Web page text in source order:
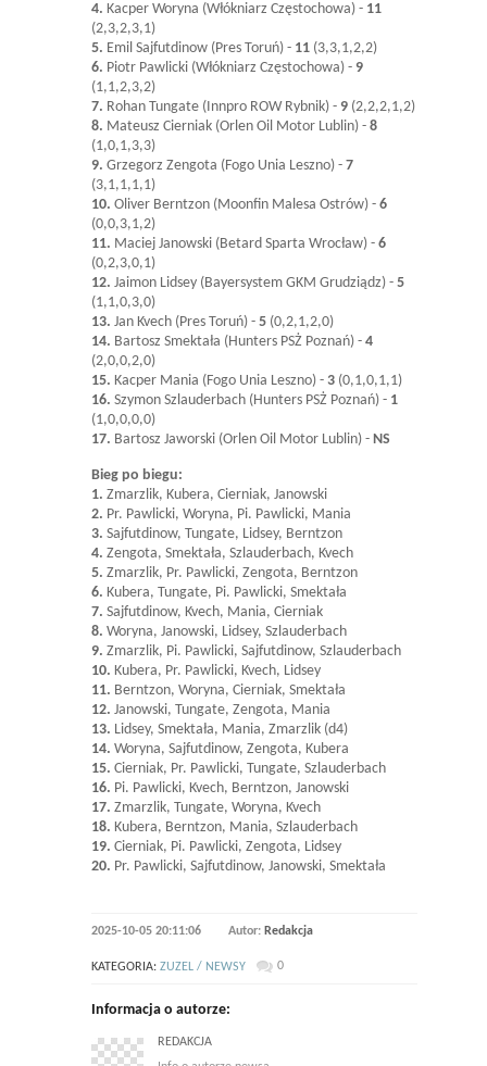
4. Kacper Woryna (Włókniarz Częstochowa) - 11
(2,3,2,3,1)
5. Emil Sajfutdinow (Pres Toruń) - 11 (3,3,1,2,2)
6. Piotr Pawlicki (Włókniarz Częstochowa) - 9
(1,1,2,3,2)
7. Rohan Tungate (Innpro ROW Rybnik) - 9 (2,2,2,1,2)
8. Mateusz Cierniak (Orlen Oil Motor Lublin) - 8
(1,0,1,3,3)
9. Grzegorz Zengota (Fogo Unia Leszno) - 7
(3,1,1,1,1)
10. Oliver Berntzon (Moonfin Malesa Ostrów) - 6
(0,0,3,1,2)
11. Maciej Janowski (Betard Sparta Wrocław) - 6
(0,2,3,0,1)
12. Jaimon Lidsey (Bayersystem GKM Grudziądz) - 5
(1,1,0,3,0)
13. Jan Kvech (Pres Toruń) - 5 (0,2,1,2,0)
14. Bartosz Smektała (Hunters PSŻ Poznań) - 4
(2,0,0,2,0)
15. Kacper Mania (Fogo Unia Leszno) - 3 (0,1,0,1,1)
16. Szymon Szlauderbach (Hunters PSŻ Poznań) - 1
(1,0,0,0,0)
17. Bartosz Jaworski (Orlen Oil Motor Lublin) - NS
Bieg po biegu:
1. Zmarzlik, Kubera, Cierniak, Janowski
2. Pr. Pawlicki, Woryna, Pi. Pawlicki, Mania
3. Sajfutdinow, Tungate, Lidsey, Berntzon
4. Zengota, Smektała, Szlauderbach, Kvech
5. Zmarzlik, Pr. Pawlicki, Zengota, Berntzon
6. Kubera, Tungate, Pi. Pawlicki, Smektała
7. Sajfutdinow, Kvech, Mania, Cierniak
8. Woryna, Janowski, Lidsey, Szlauderbach
9. Zmarzlik, Pi. Pawlicki, Sajfutdinow, Szlauderbach
10. Kubera, Pr. Pawlicki, Kvech, Lidsey
11. Berntzon, Woryna, Cierniak, Smektała
12. Janowski, Tungate, Zengota, Mania
13. Lidsey, Smektała, Mania, Zmarzlik (d4)
14. Woryna, Sajfutdinow, Zengota, Kubera
15. Cierniak, Pr. Pawlicki, Tungate, Szlauderbach
16. Pi. Pawlicki, Kvech, Berntzon, Janowski
17. Zmarzlik, Tungate, Woryna, Kvech
18. Kubera, Berntzon, Mania, Szlauderbach
19. Cierniak, Pi. Pawlicki, Zengota, Lidsey
20. Pr. Pawlicki, Sajfutdinow, Janowski, Smektała
2025-10-05 20:11:06 Autor: Redakcja
KATEGORIA: ZUZEL / NEWSY 0
Informacja o autorze:
REDAKCJA